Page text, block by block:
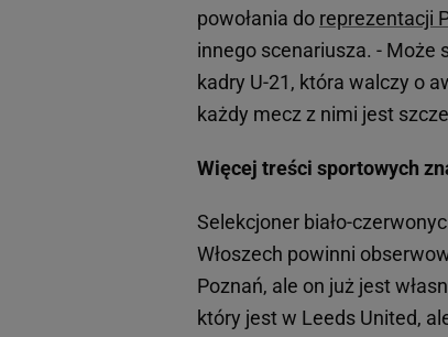
powołania do reprezentacji
innego scenariusza. - Może
kadry U-21, która walczy o
każdy mecz z nimi jest
Więcej treści sportowych
Selekcjoner biało-
Włoszech powinni
Poznań, ale on już jest
który jest w Leeds United,